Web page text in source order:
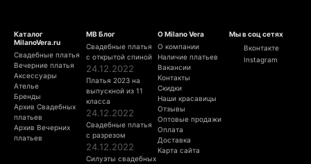
Каталог
MilanoVera.ru
Свадебные платья
Вечерние платья
Аксессуары
Ателье
Бренды
Архив Свадебных
платьев
Архив Вечерних
платьев
МВ Блог
Свадебные платья
с открытой спиной
24.12.2022
Платья 2023 на
выпускной из 11
класса
24.12.2022
Свадебные платья
с разрезом
24.12.2022
Силуэты свадебных
О Milano Vera
О компании
Наличие платьев
Вакансии
Контакты
Скидки
Наши красавицы
Отзывы
Оптовые продажи
Оплата
Доставка
Карта сайта
Мы в соц сетях
Вконтакте
Instagram